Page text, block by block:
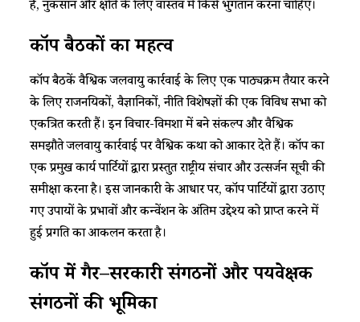
हैं, नुकसान और क्षति के लिए वास्तव में किसे भुगतान करना चाहिए।
कॉप बैठकों का महत्व
कॉप बैठकें वैश्विक जलवायु कार्रवाई के लिए एक पाठ्यक्रम तैयार करने
के लिए राजनयिकों, वैज्ञानिकों, नीति विशेषज्ञों की एक विविध सभा को
एकत्रित करती हैं। इन विचार-विमर्शों में बने संकल्प और वैश्विक
समझौते जलवायु कार्रवाई पर वैश्विक कथा को आकार देते हैं। कॉप का
एक प्रमुख कार्य पार्टियों द्वारा प्रस्तुत राष्ट्रीय संचार और उत्सर्जन सूची की
समीक्षा करना है। इस जानकारी के आधार पर, कॉप पार्टियों द्वारा उठाए
गए उपायों के प्रभावों और कन्वेंशन के अंतिम उद्देश्य को प्राप्त करने में
हुई प्रगति का आकलन करता है।
कॉप में गैर–सरकारी संगठनों और पर्यवेक्षक
संगठनों की भूमिका